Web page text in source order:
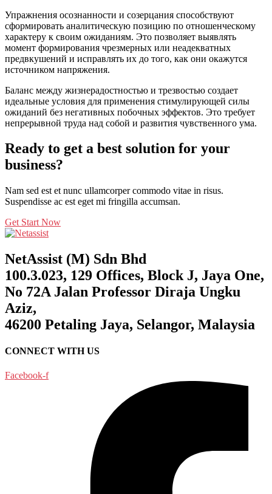
Упражнения осознанности и созерцания способствуют
сформировать аналитическую позицию по отношенческому
характеру к своим ожиданиям. Это позволяет выявлять
момент формирования чрезмерных или неадекватных
предвкушений и исправлять их до того, как они окажутся
источником напряжения.
Баланс между жизнерадостностью и трезвостью создает
идеальные условия для применения стимулирующей силы
ожиданий без негативных побочных эффектов. Это требует
непрерывной труда над собой и развития чувственного ума.
Ready to get a best solution for your
business?
Nam sed est et nunc ullamcorper commodo vitae in risus.
Suspendisse ac est eget mi fringilla accumsan.
Get Start Now
NetAssist (M) Sdn Bhd
100.3.023, 129 Offices, Block J, Jaya One,
No 72A Jalan Professor Diraja Ungku
Aziz,
46200 Petaling Jaya, Selangor, Malaysia
CONNECT WITH US
Facebook-f